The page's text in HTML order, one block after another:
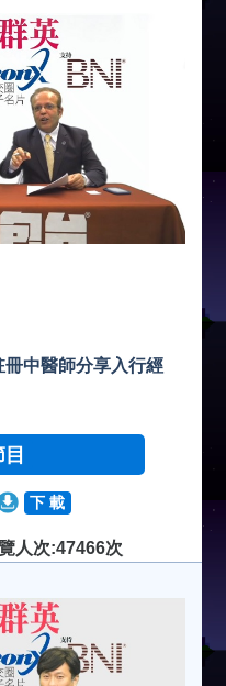
中醫師分享入行經
下 載
人次:47466次